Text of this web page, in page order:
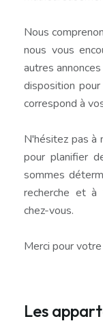
Nous
nous vous
autres
disposition
correspond à
N'hésitez pas à
pour planifier
sommes
recherche et à
chez-vous.
Merci pour
Les